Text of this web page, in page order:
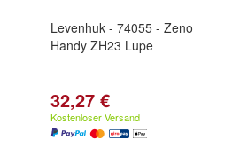
Levenhuk - 74055 - Zeno
Handy ZH23 Lupe
32,27 €
Kostenloser Versand